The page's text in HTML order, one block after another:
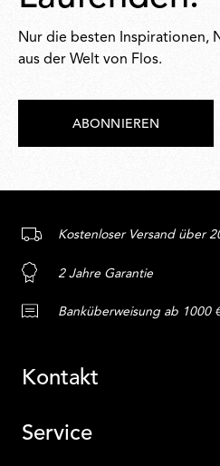
Nur die besten Inspirationen,
aus der Welt von Flos.
ABONNIEREN
Kostenloser Versand über
2 Jahre Garantie
Banküberweisung ab 1000
Kontakt
Service